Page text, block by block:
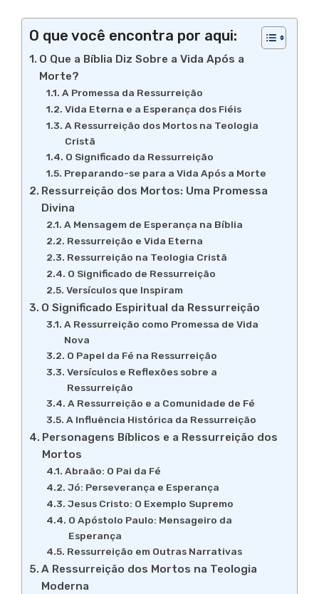
O que você encontra por aqui:
O Que a Bíblia Diz Sobre a Vida Após a
Morte?
A Promessa da Ressurreição
Vida Eterna e a Esperança dos Fiéis
A Ressurreição dos Mortos na Teologia
Cristã
O Significado da Ressurreição
Preparando-se para a Vida Após a Morte
Ressurreição dos Mortos: Uma Promessa
Divina
A Mensagem de Esperança na Bíblia
Ressurreição e Vida Eterna
Ressurreição na Teologia Cristã
O Significado de Ressurreição
Versículos que Inspiram
O Significado Espiritual da Ressurreição
A Ressurreição como Promessa de Vida
Nova
O Papel da Fé na Ressurreição
Versículos e Reflexões sobre a
Ressurreição
A Ressurreição e a Comunidade de Fé
A Influência Histórica da Ressurreição
Personagens Bíblicos e a Ressurreição dos
Mortos
Abraão: O Pai da Fé
Jó: Perseverança e Esperança
Jesus Cristo: O Exemplo Supremo
O Apóstolo Paulo: Mensageiro da
Esperança
Ressurreição em Outras Narrativas
A Ressurreição dos Mortos na Teologia
Moderna